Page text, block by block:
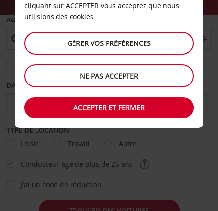
AGENCE DE DÉPART
Sélectionnez une autre agence de retour
DATE DE DÉPART DATE DE RETOUR
TYPE DE LOCATION
Loisir
Travail Autre
Conducteur âgé de plus de 25 ans
J’ai un code de réduction
cliquant sur ACCEPTER vous acceptez que nous
utilisions des cookies.
GÉRER VOS PRÉFÉRENCES
NE PAS ACCEPTER
ACCEPTER ET FERMER